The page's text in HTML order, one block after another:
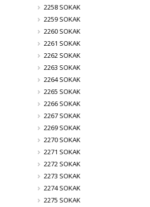
2258 SOKAK
2259 SOKAK
2260 SOKAK
2261 SOKAK
2262 SOKAK
2263 SOKAK
2264 SOKAK
2265 SOKAK
2266 SOKAK
2267 SOKAK
2269 SOKAK
2270 SOKAK
2271 SOKAK
2272 SOKAK
2273 SOKAK
2274 SOKAK
2275 SOKAK